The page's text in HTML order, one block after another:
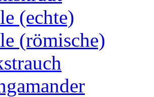
(echte)
(römische)